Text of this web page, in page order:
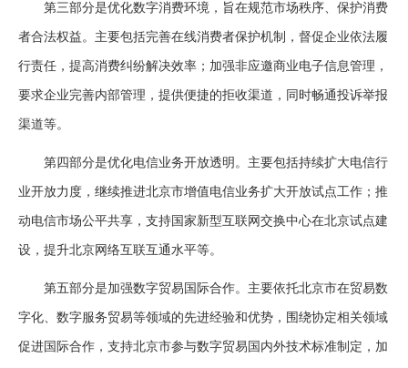
第三部分是优化数字消费环境，旨在规范市场秩序、保护消费
者合法权益。主要包括完善在线消费者保护机制，督促企业依法履
行责任，提高消费纠纷解决效率；加强非应邀商业电子信息管理，
要求企业完善内部管理，提供便捷的拒收渠道，同时畅通投诉举报
渠道等。
第四部分是优化电信业务开放透明。主要包括持续扩大电信行
业开放力度，继续推进北京市增值电信业务扩大开放试点工作；推
动电信市场公平共享，支持国家新型互联网交换中心在北京试点建
设，提升北京网络互联互通水平等。
第五部分是加强数字贸易国际合作。主要依托北京市在贸易数
字化、数字服务贸易等领域的先进经验和优势，围绕协定相关领域
促进国际合作，支持北京市参与数字贸易国内外技术标准制定，加